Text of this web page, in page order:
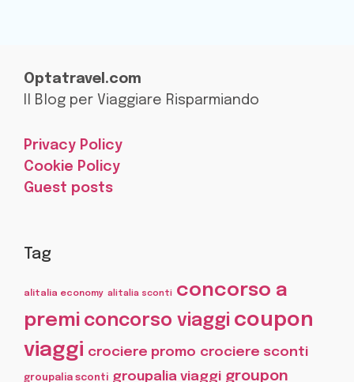
Optatravel.com
Il Blog per Viaggiare Risparmiando
Privacy Policy
Cookie Policy
Guest posts
Tag
alitalia economy alitalia sconti concorso a
premi concorso viaggi coupon
viaggi crociere promo crociere sconti
groupalia sconti groupalia viaggi groupon